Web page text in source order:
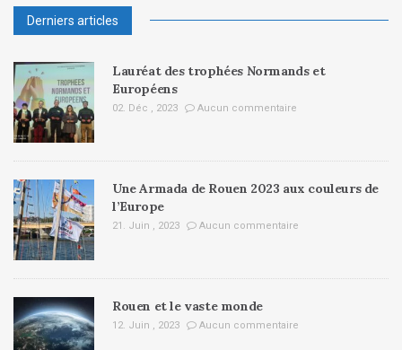
Derniers articles
Lauréat des trophées Normands et
Européens
02. Déc , 2023 Aucun commentaire
Une Armada de Rouen 2023 aux couleurs de
l’Europe
21. Juin , 2023 Aucun commentaire
Rouen et le vaste monde
12. Juin , 2023 Aucun commentaire